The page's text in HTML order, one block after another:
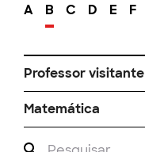
A B C D E F
Professor visitante
Matemática